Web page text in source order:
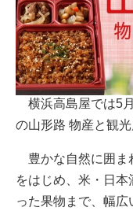
横浜高島屋では5
の山形路 物産と観光
豊かな自然に囲ま
をはじめ、米・日
った果物まで、幅広